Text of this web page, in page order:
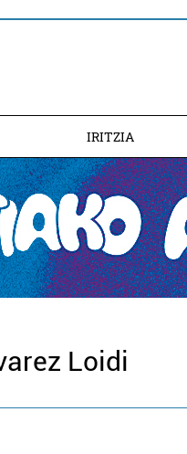
IRITZIA
Loidi